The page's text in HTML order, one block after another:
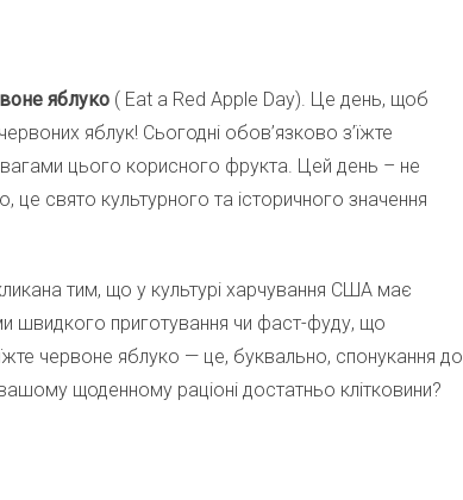
яблуко ( Eat a Red Apple Day). Це день, щоб
яблук! Сьогодні обов’язково з’їжте
цього корисного фрукта. Цей день – не
свято культурного та історичного значення
тим, що у культурі харчування США має
швидкого приготування чи фаст-фуду, що
червоне яблуко — це, буквально, спонукання до
щоденному раціоні достатньо клітковини?